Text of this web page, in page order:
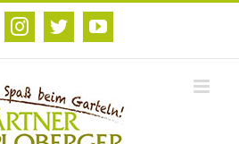
Instagram
TwitterYouTube